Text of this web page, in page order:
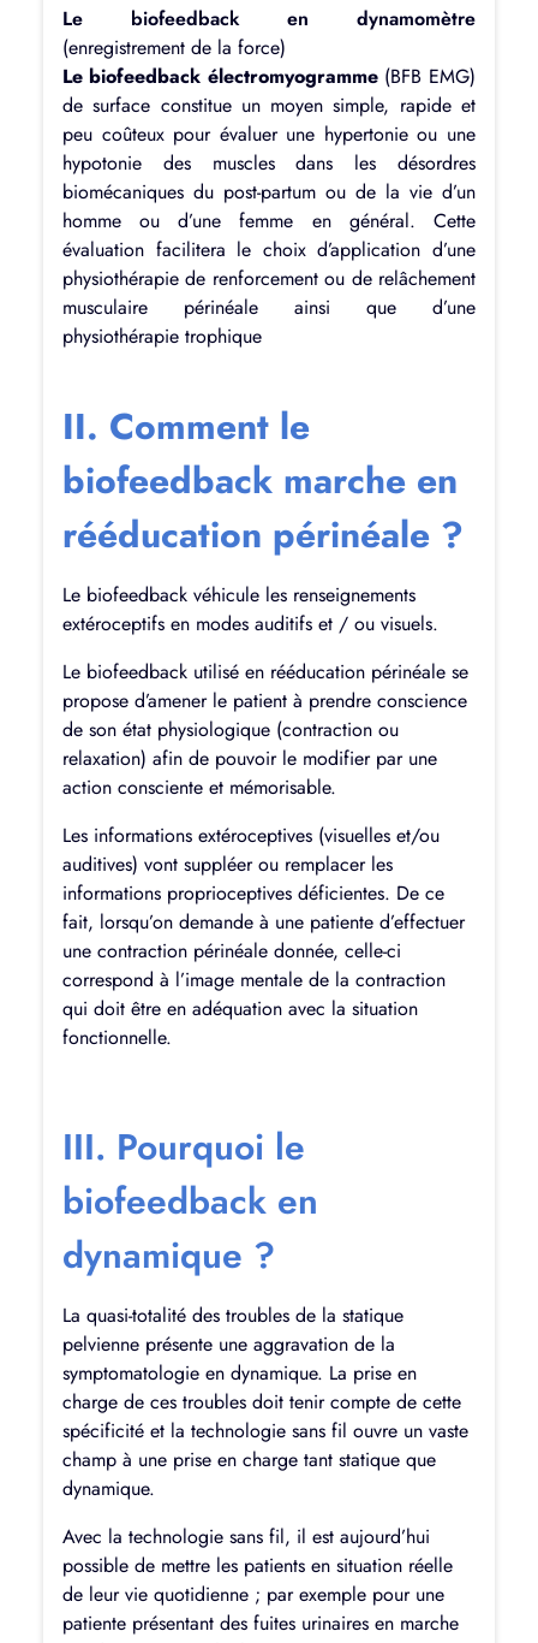
Le biofeedback en dynamomètre
(enregistrement de la force)
Le biofeedback électromyogramme(BFB EMG)
de surface constitue un moyen simple, rapide et
peu coûteux pour évaluer une hypertonie ou une
hypotonie des muscles dans les désordres
biomécaniques du post-partum ou de la vie d’un
homme ou d’une femme en général. Cette
évaluation facilitera le choix d’application d’une
physiothérapie de renforcement ou de relâchement
musculaire périnéale ainsi que d’une
physiothérapie trophique
II. Comment le
biofeedback marche en
rééducation périnéale ?
Le biofeedback véhicule les renseignements
extéroceptifs en modes auditifs et / ou visuels.
Le biofeedback utilisé en rééducation périnéale se
propose d’amener le patient à prendre conscience
de son état physiologique (contraction ou
relaxation) afin de pouvoir le modifier par une
action consciente et mémorisable.
Les informations extéroceptives (visuelles et/ou
auditives) vont suppléer ou remplacer les
informations proprioceptives déficientes. De ce
fait, lorsqu’on demande à une patiente d’effectuer
une contraction périnéale donnée, celle-ci
correspond à l’image mentale de la contraction
qui doit être en adéquation avec la situation
fonctionnelle.
III. Pourquoi le
biofeedback en
dynamique ?
La quasi-totalité des troubles de la statique
pelvienne présente une aggravation de la
symptomatologie en dynamique. La prise en
charge de ces troubles doit tenir compte de cette
spécificité et la technologie sans fil ouvre un vaste
champ à une prise en charge tant statique que
dynamique.
Avec la technologie sans fil, il est aujourd’hui
possible de mettre les patients en situation réelle
de leur vie quotidienne ; par exemple pour une
patiente présentant des fuites urinaires en marche